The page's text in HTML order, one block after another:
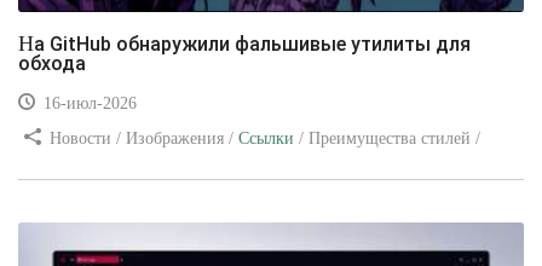
На GitHub обнаружили фальшивые утилиты для
обхода
16-июл-2026
Новости / Изображения / Ссылки / Преимущества стилей /